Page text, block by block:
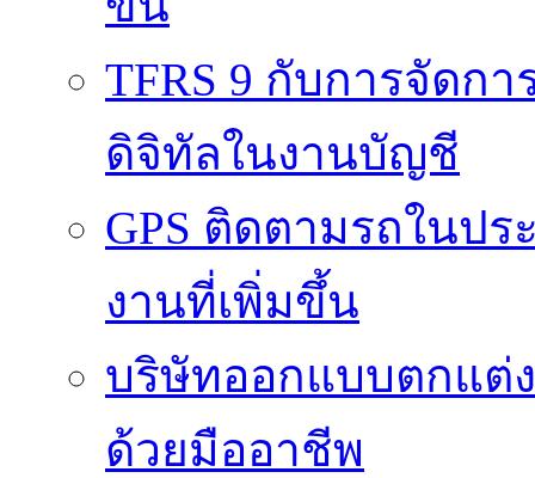
TFRS 9 กับการจัดก
ดิจิทัลในงานบัญชี
GPS ติดตามรถในป
งานที่เพิ่มขึ้น
บริษัทออกแบบตกแต่
ด้วยมืออาชีพ